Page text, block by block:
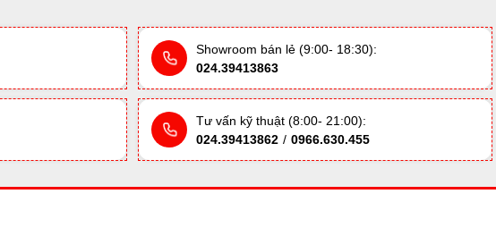
Showroom bán lẻ (9:00- 18:30):
024.39413863
Tư vấn kỹ thuật (8:00- 21:00):
024.39413862 / 0966.630.455